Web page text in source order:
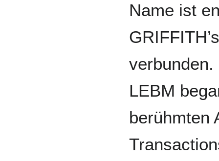
Name ist
LEBM
berühmten